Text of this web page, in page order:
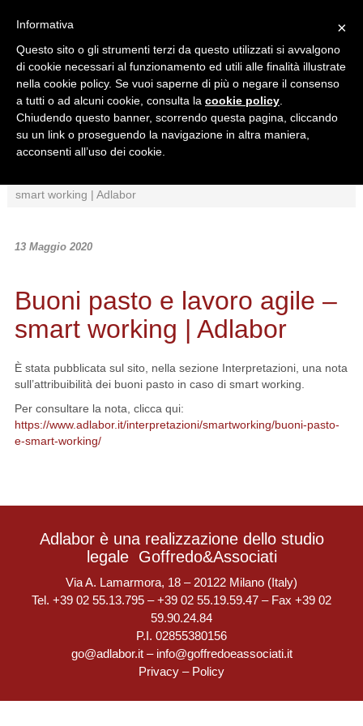
Ricerca in:
Sezione corrente
Tutto il sito
smart working | Adlabor
13 Maggio 2020
Buoni pasto e lavoro agile –
smart working | Adlabor
È stata pubblicata sul sito, nella sezione Interpretazioni, una nota
sull’attribuibilità dei buoni pasto in caso di smart working.
Per consultare la nota, clicca qui:
https://www.adlabor.it/interpretazioni/smartworking/buoni-pasto-
e-smart-working/
Adlabor è una realizzazione dello studio
legale Goffredo&Associati
Via A. Lamarmora, 18 – 20122 Milano (Italy)
Tel. +39 02 55.13.795 – +39 02 55.19.59.47 – Fax +39 02
59.90.24.84
P.I. 02855380156
go@adlabor.it– info@goffredoeassociati.it
Privacy – Policy
×
Informativa
Questo sito o gli strumenti terzi da questo utilizzati si avvalgono
di cookie necessari al funzionamento ed utili alle finalità illustrate
nella cookie policy. Se vuoi saperne di più o negare il consenso
a tutti o ad alcuni cookie, consulta la cookie policy
Chiudendo questo banner, scorrendo questa pagina, cliccando
su un link o proseguendo la navigazione in altra maniera,
acconsenti all’uso dei cookie.